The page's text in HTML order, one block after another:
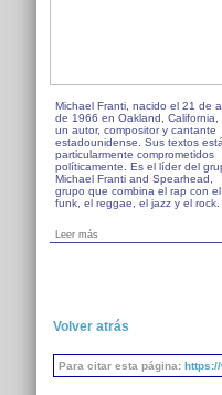
Michael Franti, nacido el 21 de
de 1966 en Oakland, California,
un autor, compositor y cantante
estadounidense. Sus textos
particularmente comprometidos
políticamente. Es el líder del
Michael Franti and Spearhead,
grupo que combina el rap con el
funk, el reggae, el jazz y el rock.
Leer más
Volver atrás
Para citar esta página: